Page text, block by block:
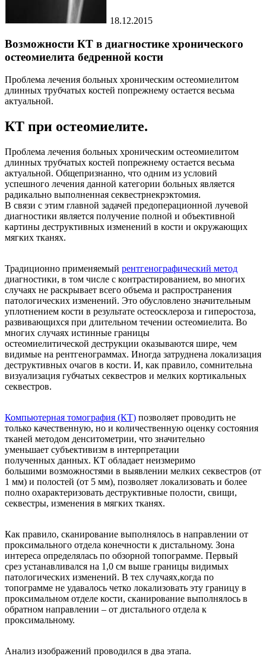
18.12.2015
Возможности КТ в диагностике хронического
остеомиелита бедренной кости
Проблема лечения больных хроническим остеомиелитом
длинных трубчатых костей попрежнему остается весьма
актуальной.
КТ при остеомиелите.
Проблема лечения больных хроническим остеомиелитом
длинных трубчатых костей попрежнему остается весьма
актуальной. Общепризнанно, что одним из условий
успешного лечения данной категории больных является
радикально выполненная секвестрнекрэктомия.
В связи с этим главной задачей предоперационной лучевой
диагностики является получение полной и объективной
картины деструктивных изменений в кости и окружающих
мягких тканях.
Традиционно применяемый рентгенографический метод
диагностики, в том числе с контрастированием, во многих
случаях не раскрывает всего объема и распространения
патологических изменений. Это обусловлено значительным
уплотнением кости в результате остеосклероза и гиперостоза,
развивающихся при длительном течении остеомиелита. Во
многих случаях истинные границы
остеомиелитической деструкции оказываются шире, чем
видимые на рентгенограммах. Иногда затруднена локализация
деструктивных очагов в кости. И, как правило, сомнительна
визуализация губчатых секвестров и мелких кортикальных
секвестров.
Компьютерная томография (КТ) позволяет проводить не
только качественную, но и количественную оценку состояния
тканей методом денситометрии, что значительно
уменьшает субъективизм в интерпретации
полученных данных. КТ обладает неизмеримо
большими возможностями в выявлении мелких секвестров (от
1 мм) и полостей (от 5 мм), позволяет локализовать и более
полно охарактеризовать деструктивные полости, свищи,
секвестры, изменения в мягких тканях.
Как правило, сканирование выполнялось в направлении от
проксимального отдела конечности к дистальному. Зона
интереса определялась по обзорной топограмме. Первый
срез устанавливался на 1,0 см выше границы видимых
патологических изменений. В тех случаях,когда по
топограмме не удавалось четко локализовать эту границу в
проксимальном отделе кости, сканирование выполнялось в
обратном направлении – от дистального отдела к
проксимальному.
Анализ изображений проводился в два этапа.